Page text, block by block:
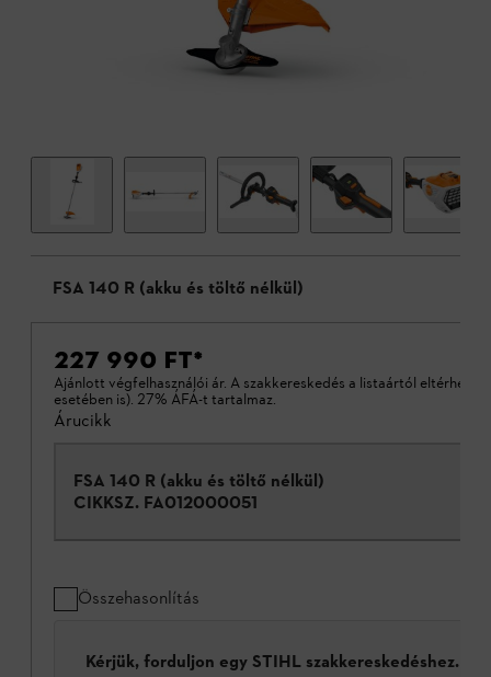
FSA 140 R (akku és töltő nélkül)
227 990 FT*
Ajánlott végfelhasználói ár. A szakkereskedés a listaártól eltérhet
esetében is). 27% ÁFÁ-t tartalmaz.
Árucikk
FSA 140 R (akku és töltő nélkül)
CIKKSZ. FA012000051
Összehasonlítás
Kérjük, forduljon egy STIHL szakkereskedéshez.